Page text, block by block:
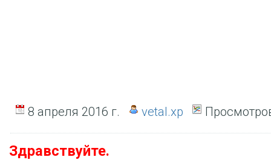
8 апреля 2016 г. vetal.xp
Здравствуйте.